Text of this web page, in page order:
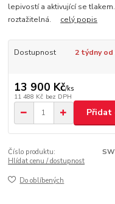
lepivostí a aktivující se
roztažitelná. celý popis
Dostupnost 2 týdny
13 900 Kč/ks
11 488 Kč bez DPH
Přidat
Číslo produktu:
Hlídat cenu / dostupnost
Do oblíbených